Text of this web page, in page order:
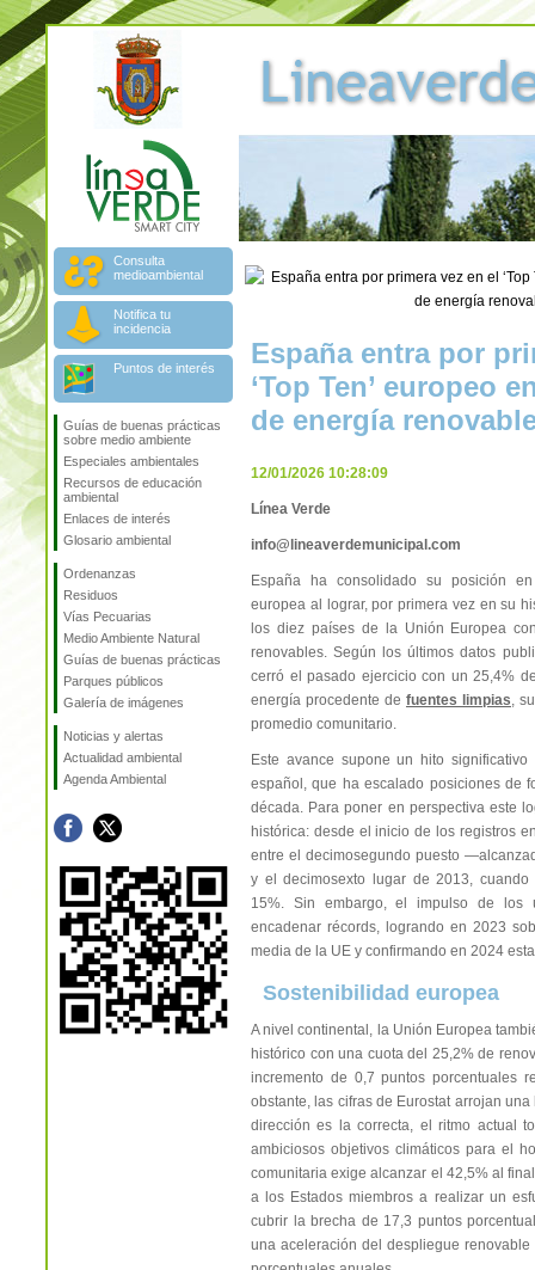
Consulta
medioambiental
Notifica tu
incidencia
Puntos de interés
Guías de buenas prácticas
sobre medio ambiente
Especiales ambientales
Recursos de educación
ambiental
Enlaces de interés
Glosario ambiental
Ordenanzas
Residuos
Vías Pecuarias
Medio Ambiente Natural
Guías de buenas prácticas
Parques públicos
Galería de imágenes
Noticias y alertas
Actualidad ambiental
Agenda Ambiental
España entra por
‘Top Ten’ europeo
de energía
12/01/2026 10:28:09
Línea Verde
info@lineaverdemunicipal.com
España ha consolidado su posición
europea al lograr, por primera vez en su
los diez países de la Unión Europea
renovables. Según los últimos datos
cerró el pasado ejercicio con un 25,4%
energía procedente de fuentes limpias,
promedio comunitario.
Este avance supone un hito
español, que ha escalado posiciones de
década. Para poner en perspectiva este
histórica: desde el inicio de los registros
entre el decimosegundo puesto
y el decimosexto lugar de 2013,
15%. Sin embargo, el impulso de los
encadenar récords, logrando en 2023
media de la UE y confirmando en 2024
Sostenibilidad europea
A nivel continental, la Unión Europea
histórico con una cuota del 25,2% de
incremento de 0,7 puntos porcentuales
obstante, las cifras de Eurostat arrojan
dirección es la correcta, el ritmo actual
ambiciosos objetivos climáticos para el
comunitaria exige alcanzar el 42,5% al
a los Estados miembros a realizar un
cubrir la brecha de 17,3 puntos
una aceleración del despliegue